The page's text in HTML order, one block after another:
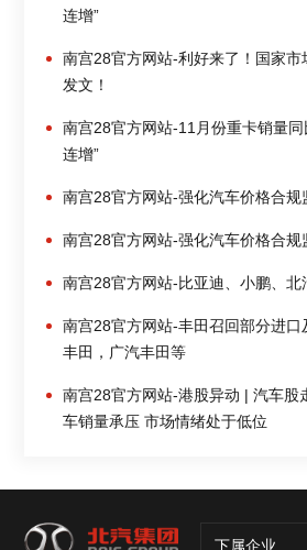
连增”
南宫28官方网站-利好来了！国家
发文！
南宫28官方网站-11月份重卡销量
连增”
南宫28官方网站-强化汽车价格合
南宫28官方网站-强化汽车价格合
南宫28官方网站-比亚迪、小鹏、北
南宫28官方网站-丰田召回部分进
丰田，广汽丰田等
南宫28官方网站-港股异动 | 汽车股
车销量承压 市场情绪处于低位
下属企业